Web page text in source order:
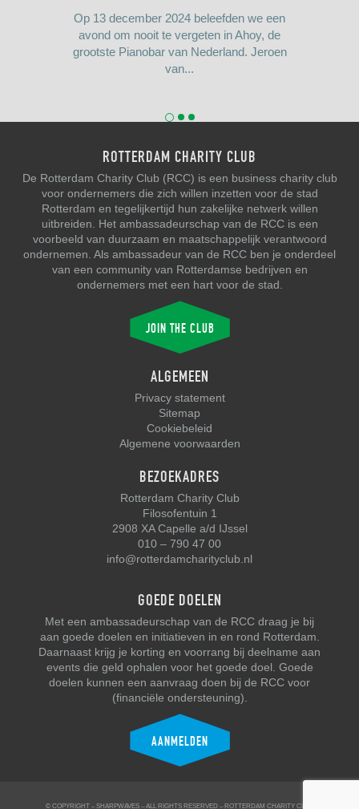
Op 13 december 2024 beleefden we een
avond om nooit te vergeten in Ahoy, de
grootste Pianobar van Nederland. Jeroen
van...
De 8ste editie van de Rotterdam RibRally kan
weer een succes worden genoemd! Met de
culinaire hoogstandjes van HANOS, de
heerlijke cockt...
Lunch voor 120 bewoners Aafje!
Op donderdag 13 juni hebben we met ...
ROTTERDAM CHARITY CLUB
De Rotterdam Charity Club (RCC) is een business charity club
voor ondernemers die zich willen inzetten voor de stad
Rotterdam en tegelijkertijd hun zakelijke netwerk willen
uitbreiden. Het ambassadeurschap van de RCC is een
voorbeeld van duurzaam en maatschappelijk verantwoord
ondernemen. Als ambassadeur van de RCC ben je onderdeel
van een community van Rotterdamse bedrijven en
ondernemers met een hart voor de stad.
JOIN THE CLUB
ALGEMEEN
Privacy statement
Sitemap
Cookiebeleid
Algemene voorwaarden
BEZOEKADRES
Rotterdam Charity Club
Filosofentuin 1
2908 XA Capelle a/d IJssel
010 – 790 47 00
info@rotterdamcharityclub.nl
GOEDE DOELEN
Met een ambassadeurschap van de RCC draag je bij
aan goede doelen en initiatieven in en rond Rotterdam.
Daarnaast krijg je korting en voorrang bij deelname aan
events die geld ophalen voor het goede doel. Goede
doelen kunnen een aanvraag doen bij de RCC voor
(financiële ondersteuning).
AANMELDEN
© COPYRIGHT –SHARPWAVES – ALL RIGHTS RESERVED – ROTTERDAM CHARITY CLUB